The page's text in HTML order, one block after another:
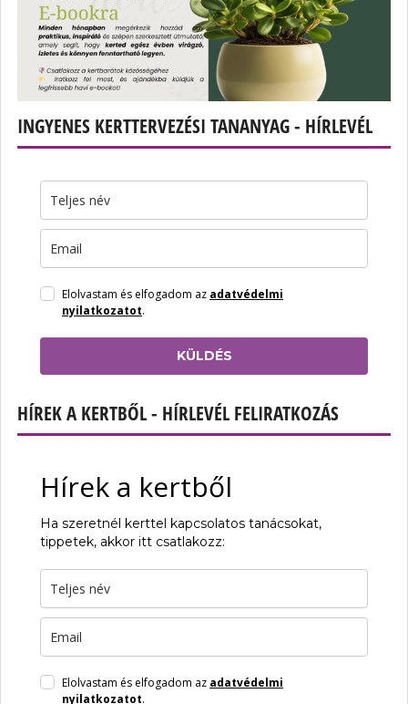
INGYENES KERTTERVEZÉSI TANANYAG - HÍRLEVÉL
Elolvastam és elfogadom az adatvédelmi
nyilatkozatot.
KÜLDÉS
HÍREK A KERTBŐL - HÍRLEVÉL FELIRATKOZÁS
Hírek a kertből
Ha szeretnél kerttel kapcsolatos tanácsokat,
tippetek, akkor itt csatlakozz:
Elolvastam és elfogadom az adatvédelmi
nyilatkozatot.